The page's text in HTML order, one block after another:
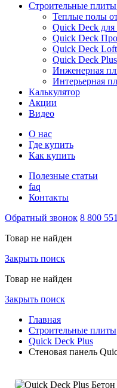
Строительные плиты
Теплые полы
Quick Deck для
Quick Deck
Quick Deck Loft
Quick Deck Plus
Инженерная
Интерьерная
Калькулятор
Акции
Видео
О нас
Где купить
Как купить
Полезные статьи
faq
Контакты
Обратный звонок 8 800
Товар не найден
Закрыть поиск
Товар не найден
Закрыть поиск
Главная
Строительные плиты
Quick Deck Plus
Стеновая панель